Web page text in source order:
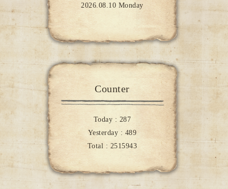
2026.08.10 Monday
Counter
Today : 287
Yesterday : 489
Total : 2515943